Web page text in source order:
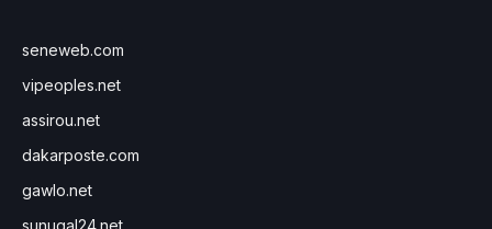
seneweb.com
vipeoples.net
assirou.net
dakarposte.com
gawlo.net
sunugal24.net